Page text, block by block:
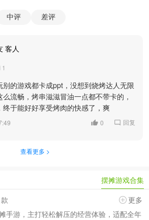
中评 差评
客人
别的游戏都卡成ppt，没想到烧烤达人无限
流畅，烤串滋滋冒油一点都不带卡的，
终于能好好享受烤肉的快感了，爽
0 回复
查看更多 >
摆摊游戏合集
款
更多
手游，主打轻松解压的经营体验，适配全年